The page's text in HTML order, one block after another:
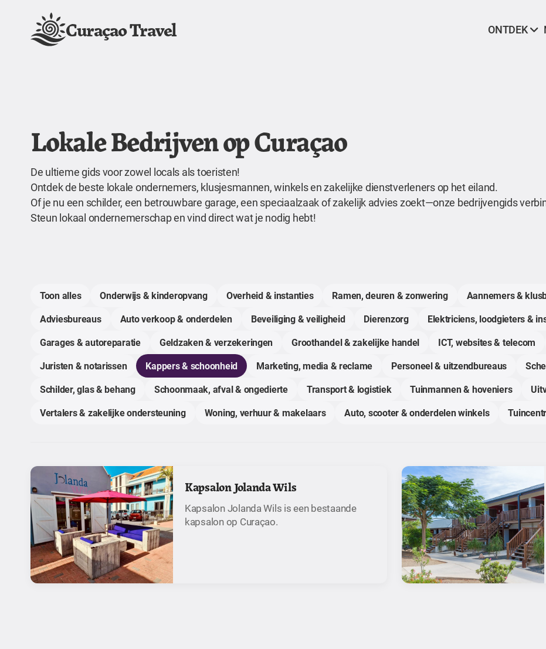
Curaçao Travel ONTDEK
Lokale Bedrijven op Curaçao
De ultieme gids voor zowel locals als toeristen!
Ontdek de beste lokale ondernemers, klusjesmannen, winkels en zakelijke dienstverleners op het eiland.
Of je nu een schilder, een betrouwbare garage, een speciaalzaak of zakelijk advies zoekt—onze bedrijvengids
Steun lokaal ondernemerschap en vind direct wat je nodig hebt!
Toon alles Onderwijs & kinderopvang Overheid & instanties Ramen, deuren & zonwering Aannemers &
Adviesbureaus
Auto verkoop & onderdelen Beveiliging & veiligheid Dierenzorg Elektriciens, loodgieters &
Garages & autoreparatie
Geldzaken & verzekeringen Groothandel & zakelijke handel ICT, websites & telecom
Juristen & notarissen
Kappers & schoonheid Marketing, media & reclame Personeel & uitzendbureaus
Schilder, glas & behang
Schoonmaak, afval & ongedierte Transport & logistiek Tuinmannen & hoveniers
Vertalers & zakelijke ondersteuning
Woning, verhuur & makelaars Auto, scooter & onderdelen winkels
Kapsalon Jolanda Wils
Kapsalon Jolanda Wils is een bestaande
kapsalon op Curaçao.